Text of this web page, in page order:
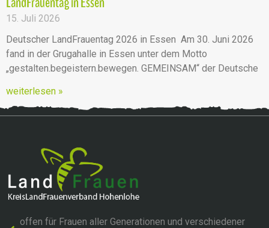
15. Juli 2026
Deutscher LandFrauentag 2026 in Essen Am 30. Juni 2026
fand in der Grugahalle in Essen unter dem Motto
„gestalten.begeistern.bewegen. GEMEINSAM“ der Deutsche
weiterlesen »
offen für Frauen aller Generationen und verschiedener